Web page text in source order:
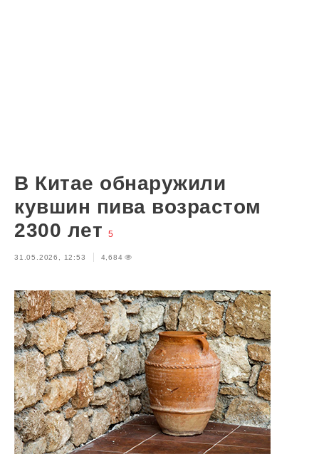
В Китае обнаружили
кувшин пива возрастом
2300 лет
5
31.05.2026, 12:53 4,684